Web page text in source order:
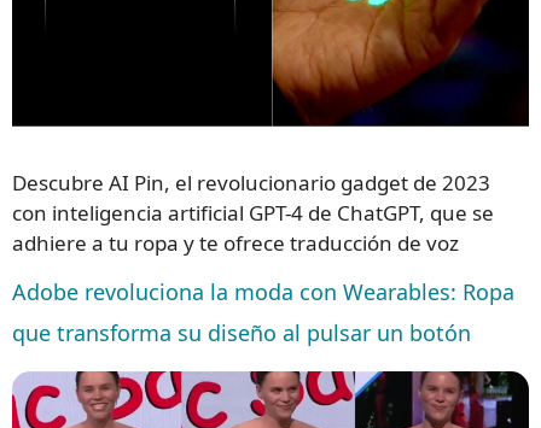
Descubre AI Pin, el revolucionario gadget de 2023
con inteligencia artificial GPT-4 de ChatGPT, que se
adhiere a tu ropa y te ofrece traducción de voz
Adobe revoluciona la moda con Wearables: Ropa
que transforma su diseño al pulsar un botón